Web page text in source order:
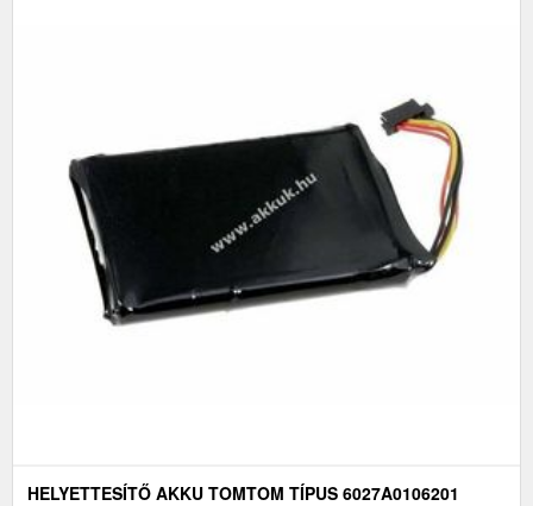
HELYETTESÍTŐ AKKU TOMTOM TÍPUS 6027A0106201